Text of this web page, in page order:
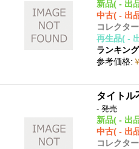
新品( - 出
中古( - 出
コレクター
再生品( -
ランキン
参考価格:
タイトル
- 発売
新品( - 出
中古( - 出
コレクター